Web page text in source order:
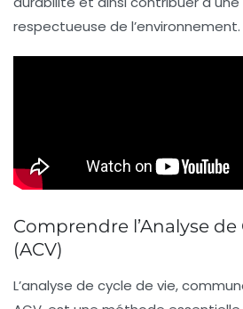
respectueuse de l’environnement.
Comprendre l’Analyse de
(ACV)
L’analyse de cycle de vie,